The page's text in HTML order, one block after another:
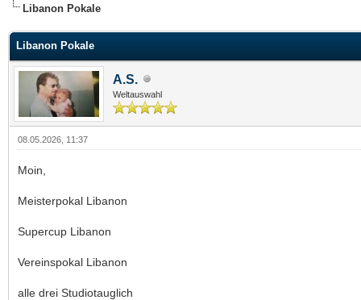
Libanon Pokale
Libanon Pokale
A.S.
Weltauswahl
08.05.2026, 11:37
Moin,
Meisterpokal Libanon
Supercup Libanon
Vereinspokal Libanon
alle drei Studiotauglich